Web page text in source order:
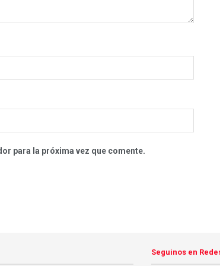
para la próxima vez que comente.
Seguinos en